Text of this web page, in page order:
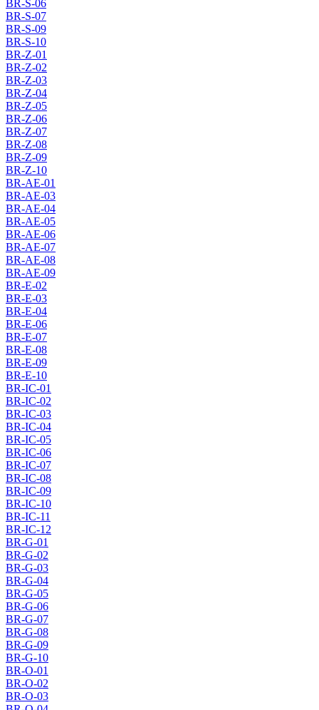
BR-S-06
BR-S-07
BR-S-09
BR-S-10
BR-Z-01
BR-Z-02
BR-Z-03
BR-Z-04
BR-Z-05
BR-Z-06
BR-Z-07
BR-Z-08
BR-Z-09
BR-Z-10
BR-AE-01
BR-AE-03
BR-AE-04
BR-AE-05
BR-AE-06
BR-AE-07
BR-AE-08
BR-AE-09
BR-E-02
BR-E-03
BR-E-04
BR-E-06
BR-E-07
BR-E-08
BR-E-09
BR-E-10
BR-IC-01
BR-IC-02
BR-IC-03
BR-IC-04
BR-IC-05
BR-IC-06
BR-IC-07
BR-IC-08
BR-IC-09
BR-IC-10
BR-IC-11
BR-IC-12
BR-G-01
BR-G-02
BR-G-03
BR-G-04
BR-G-05
BR-G-06
BR-G-07
BR-G-08
BR-G-09
BR-G-10
BR-O-01
BR-O-02
BR-O-03